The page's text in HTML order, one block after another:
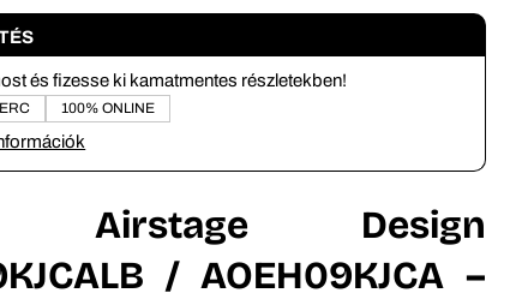
és fizesse ki kamatmentes részletekben!
100% ONLINE
Airstage Design
/ AOEH09KJCA –